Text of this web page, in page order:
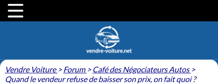
Vendre Voiture > Forum > Café des Négociateurs Autos >
Quand le vendeur refuse de baisser son prix, on fait quoi ?